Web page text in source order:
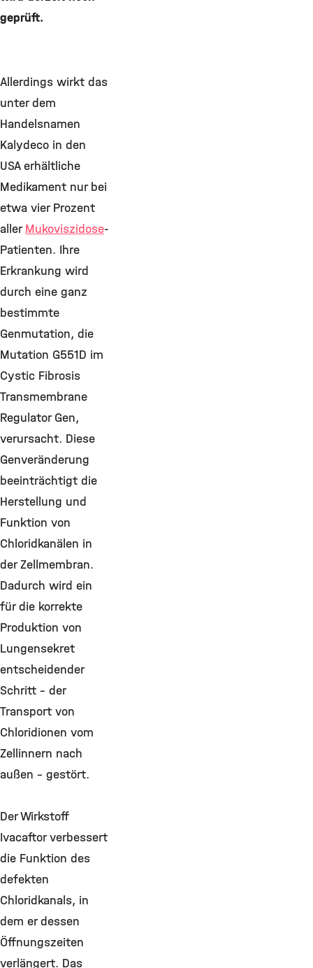
geprüft.
Allerdings wirkt das
unter dem
Handelsnamen
Kalydeco in den
USA erhältliche
Medikament nur bei
etwa vier Prozent
allerMukoviszidose-
Patienten. Ihre
Erkrankung wird
durch eine ganz
bestimmte
Genmutation, die
Mutation G551D im
Cystic Fibrosis
Transmembrane
Regulator Gen,
verursacht. Diese
Genveränderung
beeinträchtigt die
Herstellung und
Funktion von
Chloridkanälen in
der Zellmembran.
Dadurch wird ein
für die korrekte
Produktion von
Lungensekret
entscheidender
Schritt - der
Transport von
Chloridionen vom
Zellinnern nach
außen - gestört.
Der Wirkstoff
Ivacaftor verbessert
die Funktion des
defekten
Chloridkanals, in
dem er dessen
Öffnungszeiten
verlängert. Das